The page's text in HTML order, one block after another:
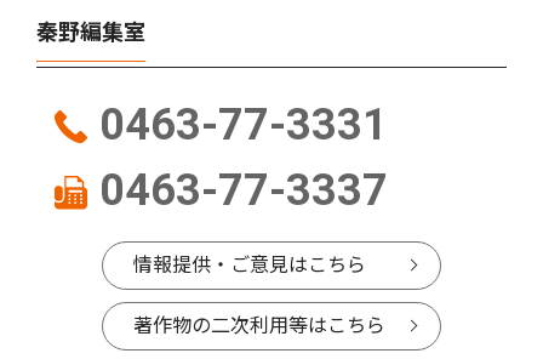
秦野編集室
0463-77-3331
0463-77-3337
情報提供・ご意見はこちら
著作物の二次利用等はこちら